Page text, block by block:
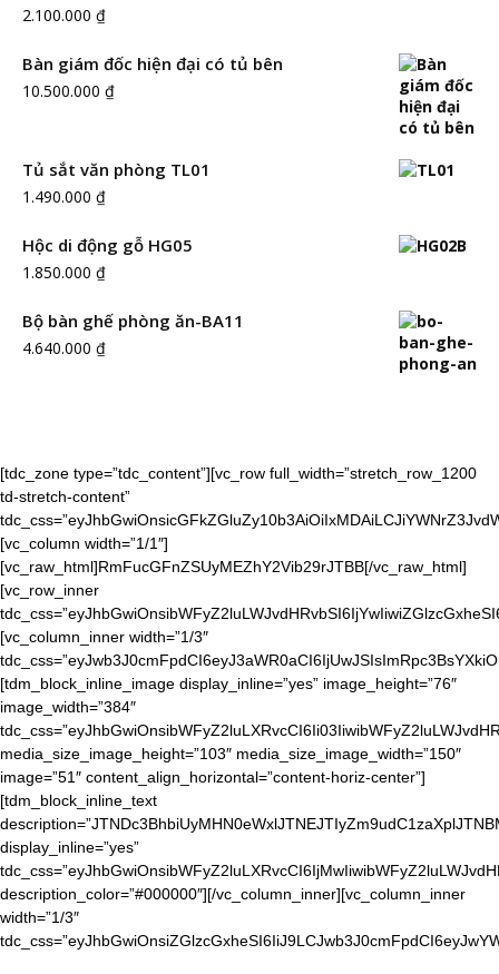
2.100.000 ₫
Bàn giám đốc hiện đại có tủ bên
10.500.000 ₫
Tủ sắt văn phòng TL01
1.490.000 ₫
Hộc di động gỗ HG05
1.850.000 ₫
Bộ bàn ghế phòng ăn-BA11
4.640.000 ₫
[tdc_zone type=”tdc_content”][vc_row full_width=”stretch_row_1200
td-stretch-content”
[vc_column width=”1/1″]
[vc_raw_html]RmFucGFnZSUyMEZhY2Vib29rJTBB[/vc_raw_html]
[vc_row_inner
[vc_column_inner width=”1/3″
[tdm_block_inline_image display_inline=”yes” image_height=”76″
image_width=”384″
media_size_image_height=”103″ media_size_image_width=”150″
image=”51″ content_align_horizontal=”content-horiz-center”]
[tdm_block_inline_text
display_inline=”yes”
description_color=”#000000″][/vc_column_inner][vc_column_inner
width=”1/3″